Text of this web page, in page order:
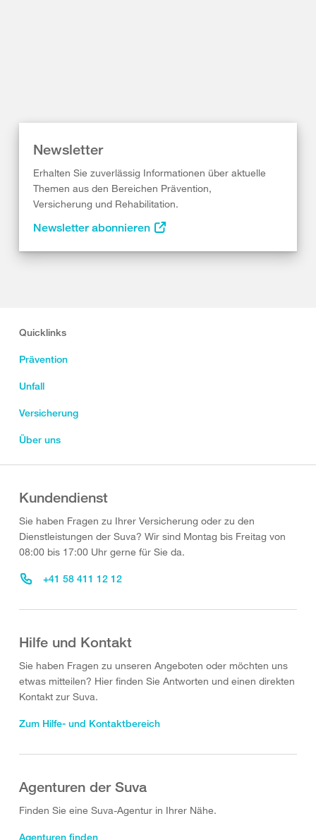
Newsletter
Erhalten Sie zuverlässig Informationen über aktuelle
Themen aus den Bereichen Prävention,
Versicherung und Rehabilitation.
Newsletter abonnieren
Quicklinks
Prävention
Unfall
Versicherung
Über uns
Kundendienst
Sie haben Fragen zu Ihrer Versicherung oder zu den
Dienstleistungen der Suva? Wir sind Montag bis Freitag von
08:00 bis 17:00 Uhr gerne für Sie da.
+41 58 411 12 12
Hilfe und Kontakt
Sie haben Fragen zu unseren Angeboten oder möchten uns
etwas mitteilen? Hier finden Sie Antworten und einen direkten
Kontakt zur Suva.
Zum Hilfe- und Kontaktbereich
Agenturen der Suva
Finden Sie eine Suva-Agentur in Ihrer Nähe.
Agenturen finden